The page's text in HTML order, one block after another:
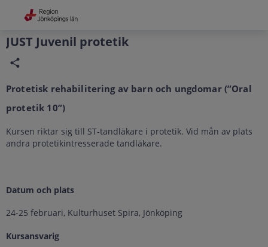
Grade
Portal
JUST Juvenil protetik
Protetisk rehabilitering av barn och ungdomar (”Oral
protetik 10”)
Kursen riktar sig till ST-tandläkare i protetik. Vid mån av plats
andra protetikintresserade tandläkare.
Datum och plats
24-25 februari, Kulturhuset Spira, Jönköping
Kursansvarig